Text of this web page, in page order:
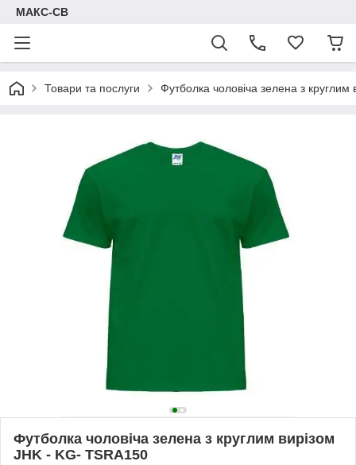
МАКС-СВ
Товари та послуги Футболка чоловіча зелена з
Футболка чоловіча зелена з круглим вирізом
JHK - KG- TSRA150